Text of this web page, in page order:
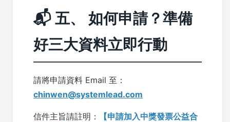
📬 五、 如何申請？準備
好三大資料立即行動
請將申請資料 Email 至：
chinwen@systemlead.com
信件主旨請註明：
【申請加入中獎發票公益合